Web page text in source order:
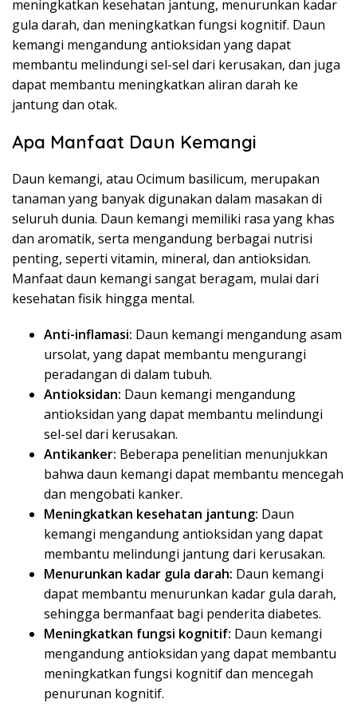
meningkatkan kesehatan jantung, menurunkan kadar
gula darah, dan meningkatkan fungsi kognitif. Daun
kemangi mengandung antioksidan yang dapat
membantu melindungi sel-sel dari kerusakan, dan juga
dapat membantu meningkatkan aliran darah ke
jantung dan otak.
Apa Manfaat Daun Kemangi
Daun kemangi, atau Ocimum basilicum, merupakan
tanaman yang banyak digunakan dalam masakan di
seluruh dunia. Daun kemangi memiliki rasa yang khas
dan aromatik, serta mengandung berbagai nutrisi
penting, seperti vitamin, mineral, dan antioksidan.
Manfaat daun kemangi sangat beragam, mulai dari
kesehatan fisik hingga mental.
Anti-inflamasi: Daun kemangi mengandung asam
ursolat, yang dapat membantu mengurangi
peradangan di dalam tubuh.
Antioksidan: Daun kemangi mengandung
antioksidan yang dapat membantu melindungi
sel-sel dari kerusakan.
Antikanker: Beberapa penelitian menunjukkan
bahwa daun kemangi dapat membantu mencegah
dan mengobati kanker.
Meningkatkan kesehatan jantung: Daun
kemangi mengandung antioksidan yang dapat
membantu melindungi jantung dari kerusakan.
Menurunkan kadar gula darah: Daun kemangi
dapat membantu menurunkan kadar gula darah,
sehingga bermanfaat bagi penderita diabetes.
Meningkatkan fungsi kognitif: Daun kemangi
mengandung antioksidan yang dapat membantu
meningkatkan fungsi kognitif dan mencegah
penurunan kognitif.